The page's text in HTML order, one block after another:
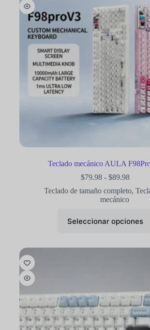
Teclado mecánico AULA
$79.98 - $89.98
Teclado de tamaño completo,
mecánico
Seleccionar opciones